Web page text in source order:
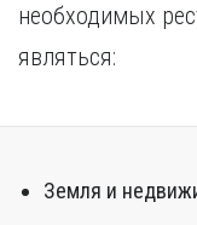
необходимых
являться:
Земля и